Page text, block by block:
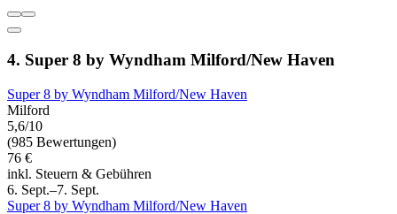
4. Super 8 by Wyndham Milford/New Haven
Super 8 by Wyndham Milford/New Haven
Milford
5,6/10
(985 Bewertungen)
76 €
inkl. Steuern & Gebühren
6. Sept.–7. Sept.
Super 8 by Wyndham Milford/New Haven